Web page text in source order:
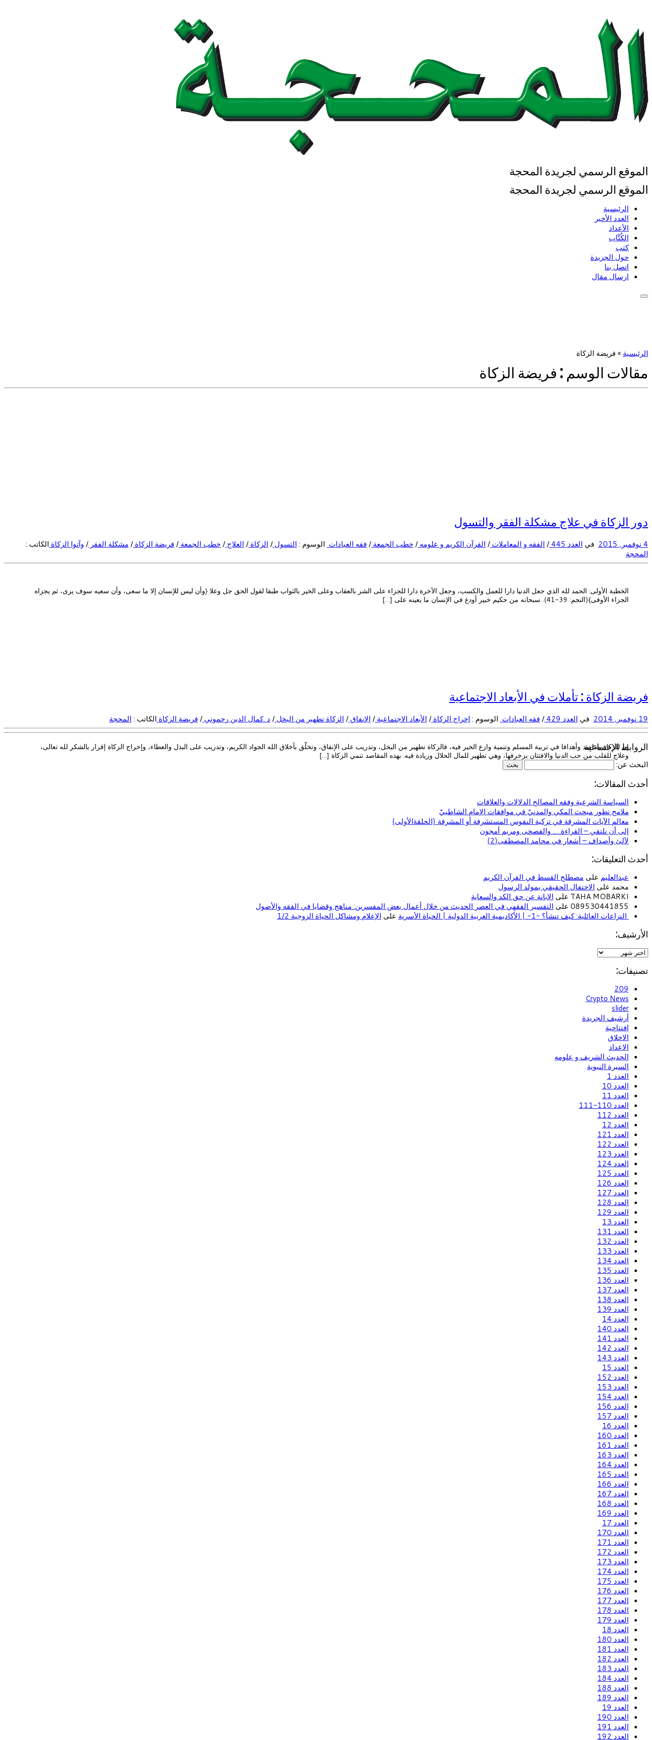
الموقع الرسمي لجريدة المحجة
الموقع الرسمي لجريدة المحجة
الرئيسية
العدد الأخير
الأعداد
الكُتَّاب
كتب
حول الجريدة
اتصل بنا
ارسال مقال
الرئيسية » فريضة الزكاة
مقالات الوسم : فريضة الزكاة
الخطبة الأولى: الحمد لله الذي جعل الدنيا دارا للعمل والكسب، وجعل الآخرة دارا للجزاء على الشر بالعقاب وعلى الخير بالثواب طبقا لقول الحق جل وعلا {وأن ليس للإنسان إلا ما سعى، وأن سعيه سوف يرى، ثم يجزاه
الجزاء الأوفى}(النجم: 39-41). سبحانه من حكيم خبير أودع في الإنسان ما يعينه على […]
دور الزكاة في علاج مشكلة الفقر والتسول
4 نوفمبر, 2015 في العدد 445 / الفقه و المعاملات / القرآن الكريم و علومه /خطب الجمعة / فقه العبادات الوسوم : التسول / الزكاة / العلاج /خطب الجمعة / فريضة الزكاة / مشكلة الفقر / وآتوا الزكاة الكاتب :
المحجة
إن للزكاة مقاصد وأهدافا في تربية المسلم وتنمية وازع الخير فيه، فالزكاة تطهير من البخل، وتدريب على الإنفاق، وتخلّق بأخلاق الله الجواد الكريم، وتدريب على البذل والعطاء، وإخراج الزكاة إقرار بالشكر لله تعالى،
وعلاج للقلب من حب الدنيا والافتتان بزخرفها، وهي تطهير للمال الحلال وزيادة فيه. بهذه المقاصد تنمي الزكاة […]
فريضة الزكاة : تأملات في الأبعاد الاجتماعية
19 نوفمبر, 2014 في العدد 429 / فقه العبادات الوسوم :إخراج الزكاة / الأبعاد الاجتماعية / الإنفاق/ الزكاة تطهير من البخل / د .كمال الدين رحموني / فريضة الزكاة الكاتب : المحجة
الروابط الإجتماعية
البحث عن:
أحدث المقالات:
السياسة الشرعية وفقه المصالح الدلالات والعلاقات
ملامح تطور مبحث المكي والمدنيّ في موافقات الإمام الشاطبيّ
معالم الآيات المشرقة في تزكية النفوس المستشرفة أو المشرفة (الحلقةالأولى)
إلى أن نلتقي – القراءة….. والفصحى ومريم أمجون
لآلئ وأصداف – أشعار في محامد المصطفى(2)
أحدث التعليقات:
عبدالعليم على مصطلح القسط في القرآن الكريم
محمد على الاحتفال الحقيقي بمولد الرسول
TAHA MOBARKI على
الإبانة عن حق الكد والسعاية
089530441855 على
التفسير الفقهي في العصر الحديث من خلال أعمال بعض المفسرين: مناهج وقضايا في الفقه والأصول
النزاعات العائلية: كيف تنشأ؟ -1- | الأكاديمية العربية الدولية | الحياة الأسرية
على الإعلام ومشاكل الحياة الزوجية 1/2
الأرشيف:
تصنيفات:
209
Crypto News
slider
أرشيف الجريدة
افتتاحية
الاخلاق
الاعداد
الحديث الشريف و علومه
السيرة النبوية
العدد 1
العدد 10
العدد 11
العدد 110-111
العدد 112
العدد 12
العدد 121
العدد 122
العدد 123
العدد 124
العدد 125
العدد 126
العدد 127
العدد 128
العدد 129
العدد 13
العدد 131
العدد 132
العدد 133
العدد 134
العدد 135
العدد 136
العدد 137
العدد 138
العدد 139
العدد 14
العدد 140
العدد 141
العدد 142
العدد 143
العدد 15
العدد 152
العدد 153
العدد 154
العدد 156
العدد 157
العدد 16
العدد 160
العدد 161
العدد 163
العدد 164
العدد 165
العدد 166
العدد 167
العدد 168
العدد 169
العدد 17
العدد 170
العدد 171
العدد 172
العدد 173
العدد 174
العدد 175
العدد 176
العدد 177
العدد 178
العدد 179
العدد 18
العدد 180
العدد 181
العدد 182
العدد 183
العدد 184
العدد 188
العدد 189
العدد 19
العدد 190
العدد 191
العدد 192